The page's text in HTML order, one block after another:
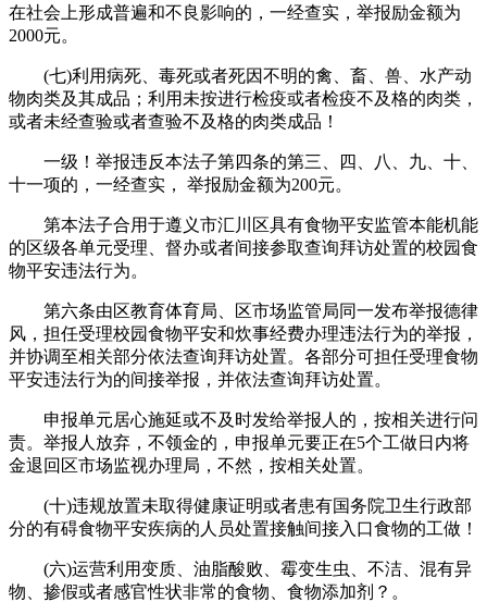
在社会上形成普遍和不良影响的，一经查实，举报励金额为
2000元。
(七)利用病死、毒死或者死因不明的禽、畜、兽、水产动
物肉类及其成品；利用未按进行检疫或者检疫不及格的肉类，
或者未经查验或者查验不及格的肉类成品！
一级！举报违反本法子第四条的第三、四、八、九、十、
十一项的，一经查实， 举报励金额为200元。
第本法子合用于遵义市汇川区具有食物平安监管本能机能
的区级各单元受理、督办或者间接参取查询拜访处置的校园食
物平安违法行为。
第六条由区教育体育局、区市场监管局同一发布举报德律
风，担任受理校园食物平安和炊事经费办理违法行为的举报，
并协调至相关部分依法查询拜访处置。各部分可担任受理食物
平安违法行为的间接举报，并依法查询拜访处置。
申报单元居心施延或不及时发给举报人的，按相关进行问
责。举报人放弃，不领金的，申报单元要正在5个工做日内将
金退回区市场监视办理局，不然，按相关处置。
(十)违规放置未取得健康证明或者患有国务院卫生行政部
分的有碍食物平安疾病的人员处置接触间接入口食物的工做！
(六)运营利用变质、油脂酸败、霉变生虫、不洁、混有异
物、掺假或者感官性状非常的食物、食物添加剂？。